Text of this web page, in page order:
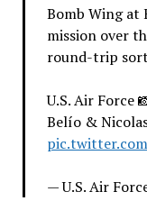
Bomb Wing at
mission over
round-trip
U.S. Air Force
Belío &
— U.S. Air